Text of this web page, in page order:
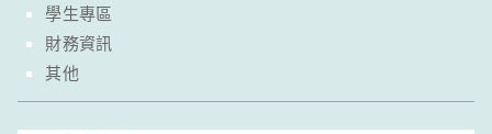
學生專區
財務資訊
其他